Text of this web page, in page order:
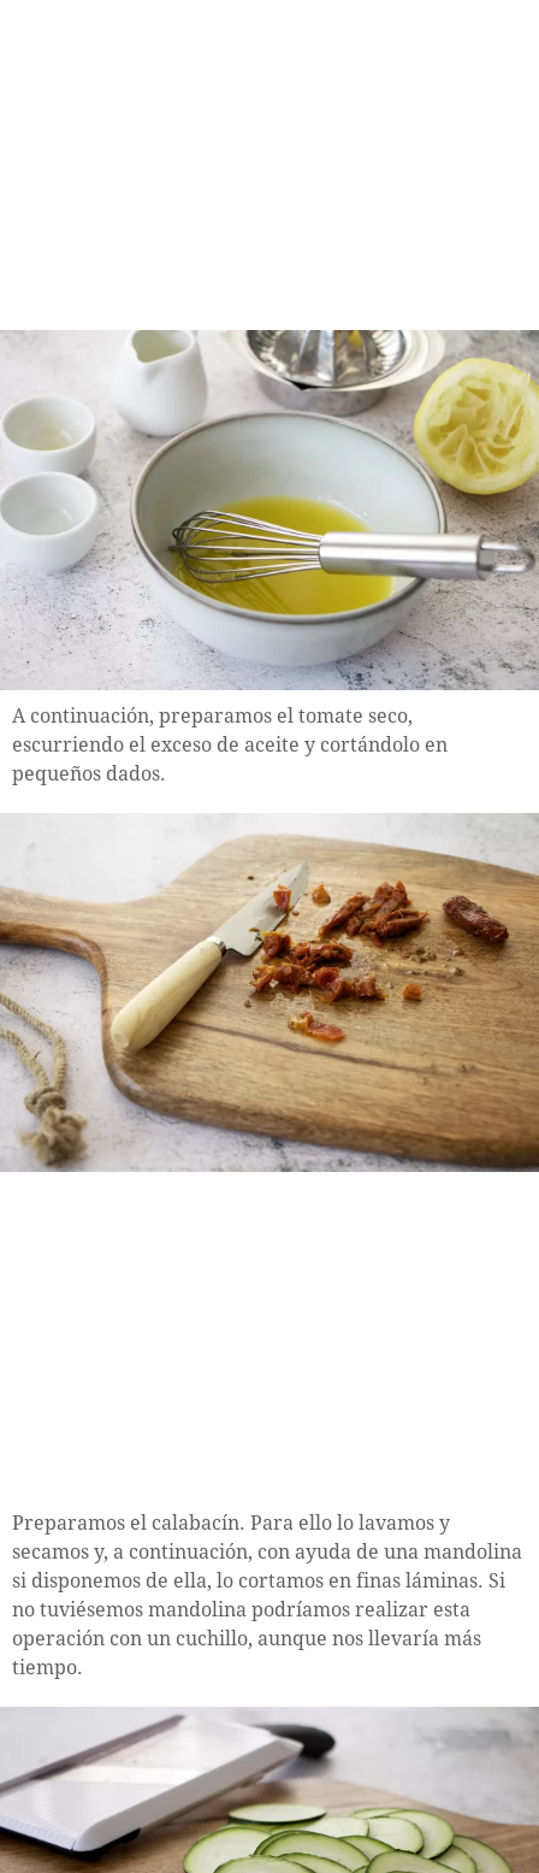
A continuación, preparamos el tomate seco,
escurriendo el exceso de aceite y cortándolo en
pequeños dados.
Preparamos el calabacín. Para ello lo lavamos y
secamos y, a continuación, con ayuda de una mandolina
si disponemos de ella, lo cortamos en finas láminas. Si
no tuviésemos mandolina podríamos realizar esta
operación con un cuchillo, aunque nos llevaría más
tiempo.